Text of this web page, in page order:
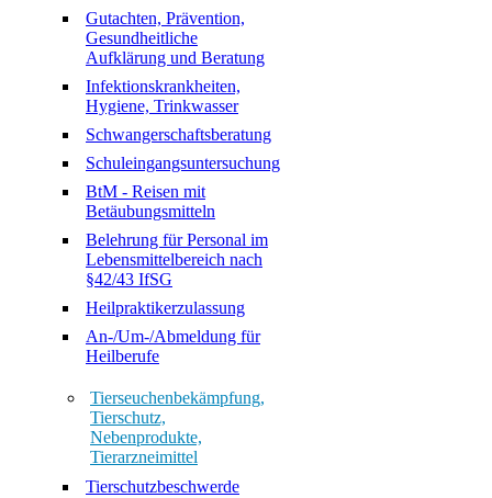
Gutachten, Prävention,
Gesundheitliche
Aufklärung und Beratung
Infektionskrankheiten,
Hygiene, Trinkwasser
Schwangerschaftsberatung
Schuleingangsuntersuchung
BtM - Reisen mit
Betäubungsmitteln
Belehrung für Personal im
Lebensmittelbereich nach
§42/43 IfSG
Heilpraktikerzulassung
An-/Um-/Abmeldung für
Heilberufe
Tierseuchenbekämpfung,
Tierschutz,
Nebenprodukte,
Tierarzneimittel
Tierschutzbeschwerde